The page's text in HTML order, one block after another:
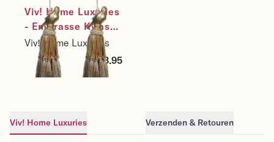
Viv! Home Luxuries
- Embrasse Kwast
Vogel - set van 2 -
goud - 30cm
Viv! Home Luxuries
€43.95
Viv! Home Luxuries Verzenden & Retouren